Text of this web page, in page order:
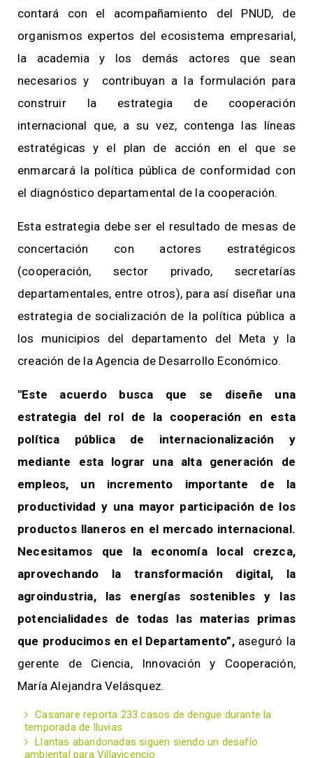
contará con el acompañamiento del PNUD, de
organismos expertos del ecosistema empresarial,
la academia y los demás actores que sean
necesarios y contribuyan a la formulación para
construir la estrategia de cooperación
internacional que, a su vez, contenga las líneas
estratégicas y el plan de acción en el que se
enmarcará la política pública de conformidad con
el diagnóstico departamental de la cooperación.
Esta estrategia debe ser el resultado de mesas de
concertación con actores estratégicos
(cooperación, sector privado, secretarías
departamentales, entre otros), para así diseñar una
estrategia de socialización de la política pública a
los municipios del departamento del Meta y la
creación de la Agencia de Desarrollo Económico.
"Este acuerdo busca que se diseñe una
estrategia del rol de la cooperación en esta
política pública de internacionalización y
mediante esta lograr una alta generación de
empleos, un incremento importante de la
productividad y una mayor participación de los
productos llaneros en el mercado internacional.
Necesitamos que la economía local crezca,
aprovechando la transformación digital, la
agroindustria, las energías sostenibles y las
potencialidades de todas las materias primas
que producimos en el Departamento”,aseguró la
gerente de Ciencia, Innovación y Cooperación,
María Alejandra Velásquez.
Casanare reporta 233 casos de dengue durante la
temporada de lluvias
Llantas abandonadas siguen siendo un desafío
ambiental para Villavicencio